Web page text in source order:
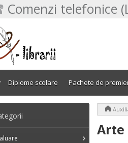
Comenzi telefonice
Diplome scolare Pachete de
Arte